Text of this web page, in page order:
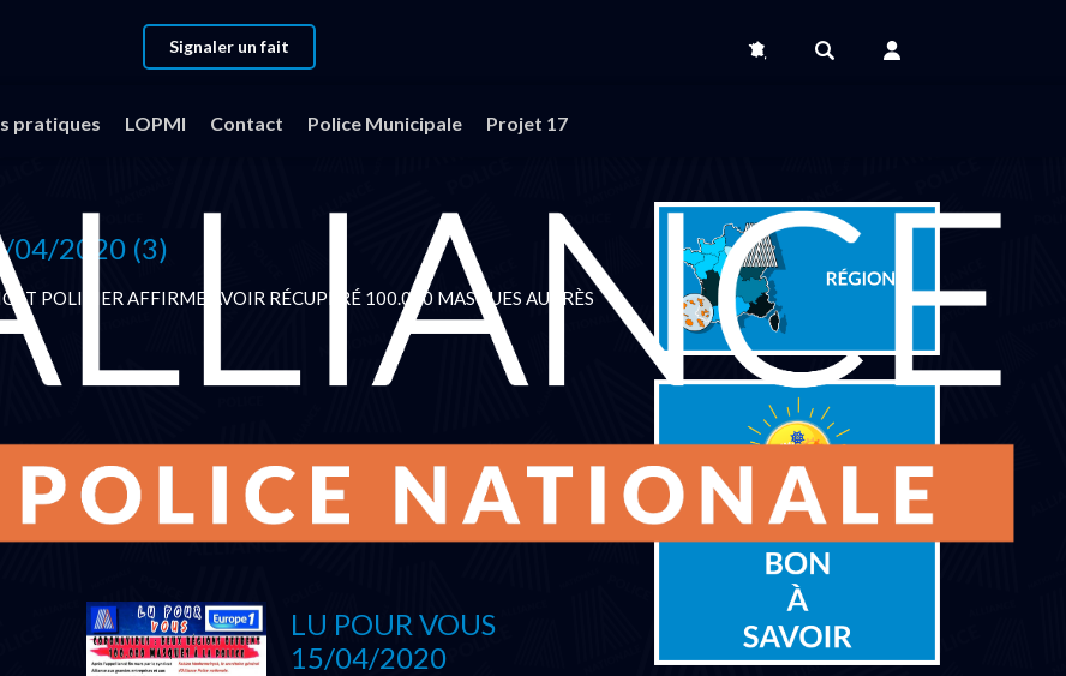
Signaler un fait
pratiques LOPMI Contact Police Municipale Projet 17
04/2020 (3)
POLICIER AFFIRME AVOIR RÉCUPÉRÉ 100.000 MASQUES AUPRÈS
Lire la suite...
LU POUR VOUS
15/04/2020